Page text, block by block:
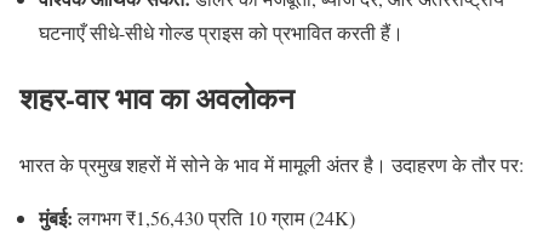
घटनाएँ सीधे-सीधे गोल्ड प्राइस को प्रभावित करती हैं।
शहर-वार भाव का अवलोकन
भारत के प्रमुख शहरों में सोने के भाव में मामूली अंतर है। उदाहरण के तौर पर:
मुंबई:लगभग ₹1,56,430 प्रति 10 ग्राम (24K)